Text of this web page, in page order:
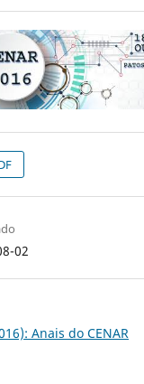
02
Anais do CENAR